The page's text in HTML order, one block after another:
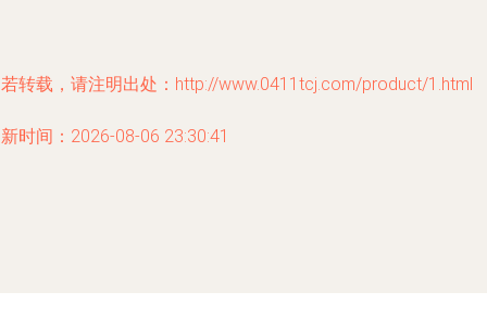
转载，请注明出处：http://www.0411tcj.com/product/1.html
时间：2026-08-06 23:30:41